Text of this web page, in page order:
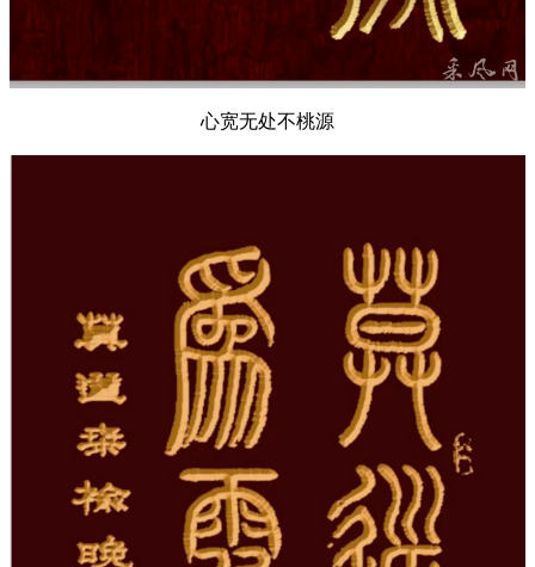
心宽无处不桃源